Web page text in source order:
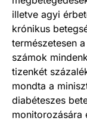
illetve agyi
krónikus
természetesen
számok
tizenkét
mondta a
diabéteszes
monitorozására